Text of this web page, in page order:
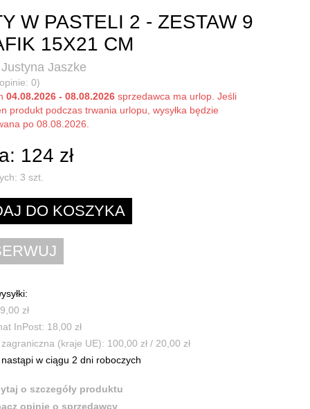
W PASTELI 2 - ZESTAW 9
15X21 CM
Jaszke
0)
04.08.2026 - 08.08.2026 sprzedawca ma urlop. Jeśli
produkt podczas trwania urlopu, wysyłka będzie
po 08.08.2026.
124 zł
3 szt.
zł
InPost: 18,00 zł
zagraniczna (kraje UE): 100,00 zł / 20,00 zł
nastąpi w ciągu 2 dni roboczych
o szczegóły produktu
opinie o sprzedawcy